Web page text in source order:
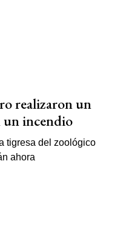
realizaron un
un incendio